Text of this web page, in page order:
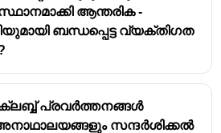
ഘടകത്തിന്റെ സവിശേഷത
ആന്തരിക -
ബന്ധപ്പെട്ട വ്യക്തിഗത
ക്ലബ്ബ് പ്രവർത്തനങ്ങൾ
സന്ദർശിക്കൽ